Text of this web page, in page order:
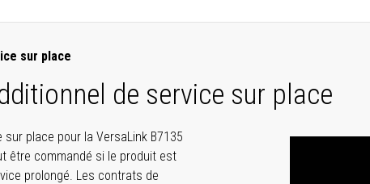
sur place
de service sur place
place pour la VersaLink B7135
être commandé si le produit est
prolongé. Les contrats de